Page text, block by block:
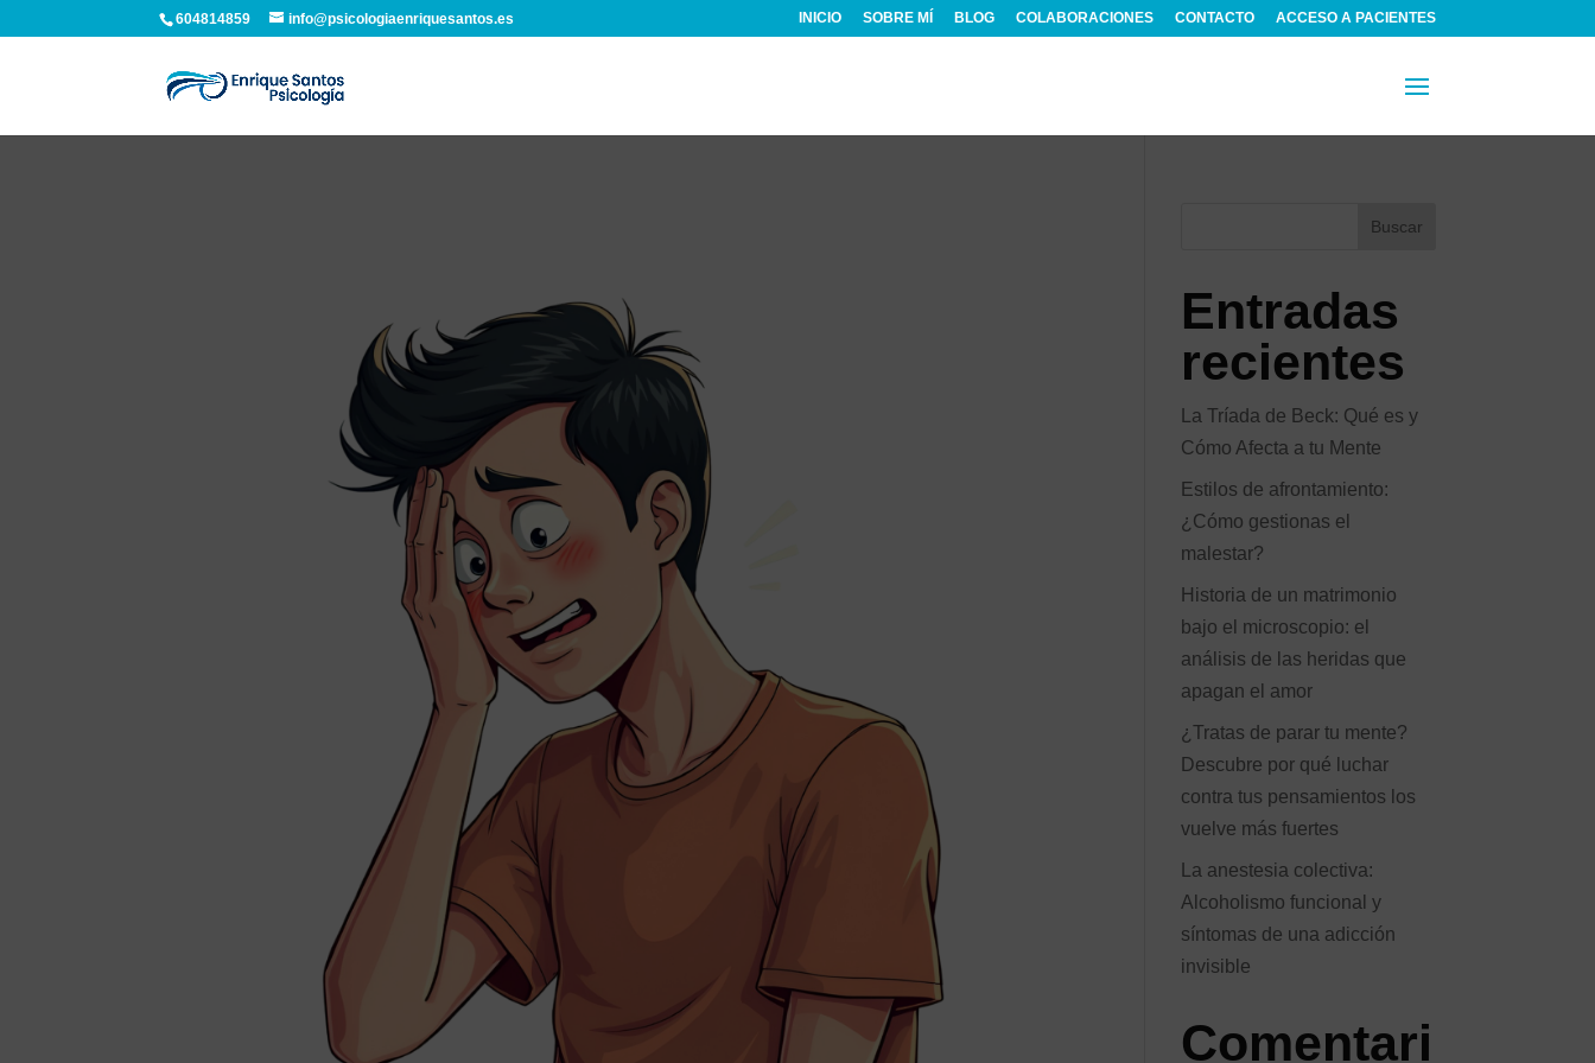
604814859 info@psicologiaenriquesantos.es INICIO SOBRE MÍ BLOG COLABORACIONES CONTACTO ACCESO A PACIENTES
Buscar
Entradas
recientes
La Tríada de Beck: Qué es y
Cómo Afecta a tu Mente
Estilos de afrontamiento:
¿Cómo gestionas el
malestar?
Historia de un matrimonio
bajo el microscopio: el
análisis de las heridas que
apagan el amor
¿Tratas de parar tu mente?
Descubre por qué luchar
contra tus pensamientos los
vuelve más fuertes
La anestesia colectiva:
Alcoholismo funcional y
síntomas de una adicción
invisible
Comentari